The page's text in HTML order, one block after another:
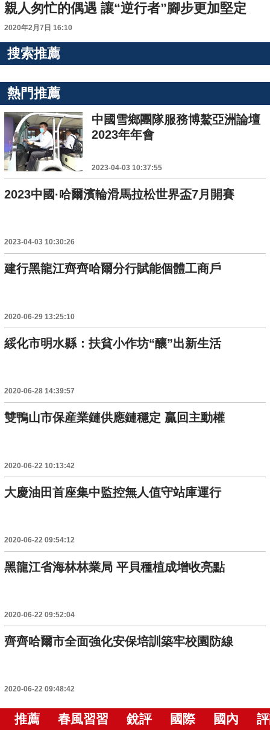
親人匆忙的偶遇 讓“逆行者”腳步更加堅定
2020年2月7日 16:10
搜索推薦
熱門推薦
中國雪鄉團隊服務博鰲亞洲論壇
2023年年會
2023-04-03 10:37:55
2023中國·哈爾濱輪滑馬拉松世界盃7月開賽
2023-04-03 10:30:26
建行黑龍江齊齊哈爾分行賦能個體工商戶
2020-06-29 13:25:10
綏化市明水縣：扶貧小作坊“釀”出新生活
2020-06-28 14:39:57
雙鴨山市保産業鏈供應鏈穩定 贏回主動權
2020-06-22 10:13:42
大慶油田首座集中監控無人值守站庫運行
2020-06-22 09:54:12
黑龍江省海林林業局 平貝種植成增收亮點
2020-06-22 09:52:04
齊齊哈爾市全面強化安保培訓築牢校園防線
2020-06-22 09:48:42
推薦 春風習習 銳評 國際 國內